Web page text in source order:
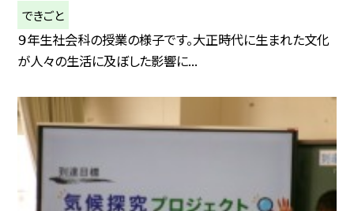
できごと
９年生社会科の授業の様子です。大正時代に生まれた文化
が人々の生活に及ぼした影響に...